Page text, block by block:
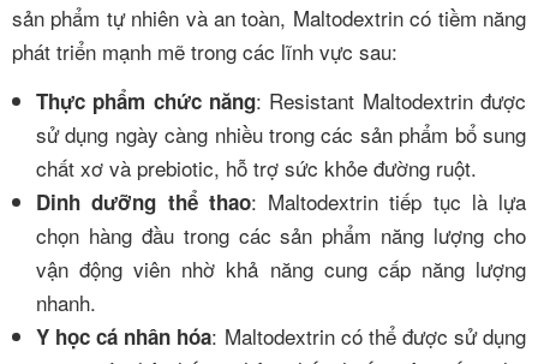
sản phẩm tự nhiên và an toàn, Maltodextrin có tiềm năng
phát triển mạnh mẽ trong các lĩnh vực sau:
Thực phẩm chức năng: Resistant Maltodextrin được
sử dụng ngày càng nhiều trong các sản phẩm bổ sung
chất xơ và prebiotic, hỗ trợ sức khỏe đường ruột.
Dinh dưỡng thể thao: Maltodextrin tiếp tục là lựa
chọn hàng đầu trong các sản phẩm năng lượng cho
vận động viên nhờ khả năng cung cấp năng lượng
nhanh.
Y học cá nhân hóa: Maltodextrin có thể được sử dụng